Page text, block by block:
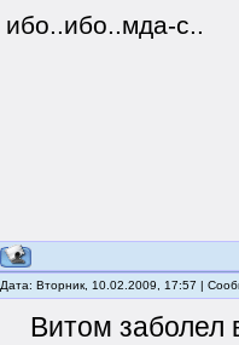
ибо..ибо..мда-с..
Дата: Вторник, 10.02.2009, 17:57 |
Витом заболел